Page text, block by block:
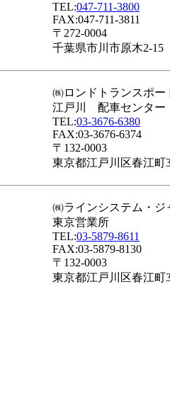
TEL:047-711-3800
FAX:047-711-3811
〒272-0004
千葉県市川市原木2-15
㈱ロンドトランスポー
江戸川 配車センター
TEL:03-3676-6380
FAX:03-3676-6374
〒132-0003
東京都江戸川区春江町
㈱ラインシステム・ジ
東京営業所
TEL:03-5879-8611
FAX:03-5879-8130
〒132-0003
東京都江戸川区春江町